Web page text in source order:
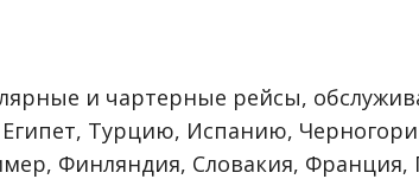
и чартерные рейсы,
Турцию, Испанию,
Финляндия, Словакия, Франция,